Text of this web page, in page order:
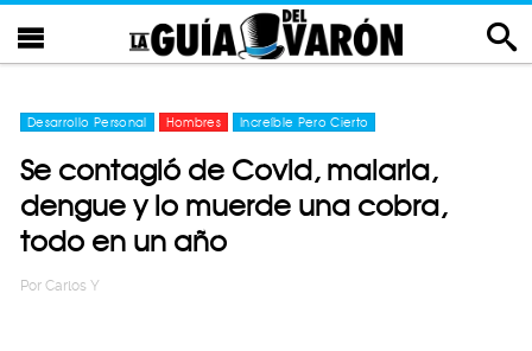
Desarrollo Personal Hombres Increíble Pero Cierto
Se contagió de Covid, malaria,
dengue y lo muerde una cobra,
todo en un año
Por Carlos Y